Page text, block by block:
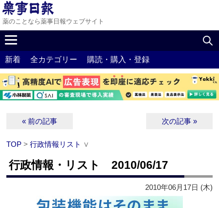
薬のことなら薬事日報ウェブサイト
新着 全カテゴリー 購読・購入・登録
« 前の記事 次の記事 »
TOP >行政情報リスト ∨
行政情報・リスト 2010/06/17
2010年06月17日 (木)